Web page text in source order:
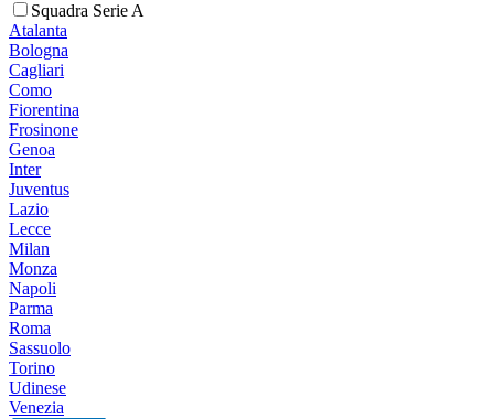
Squadra Serie A
Atalanta
Bologna
Cagliari
Como
Fiorentina
Frosinone
Genoa
Inter
Juventus
Lazio
Lecce
Milan
Monza
Napoli
Parma
Roma
Sassuolo
Torino
Udinese
Venezia